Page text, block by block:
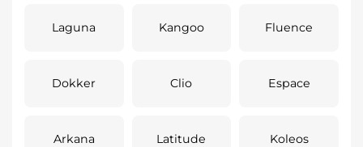
Laguna Kangoo Fluence
Dokker Clio Espace
Arkana Latitude Koleos